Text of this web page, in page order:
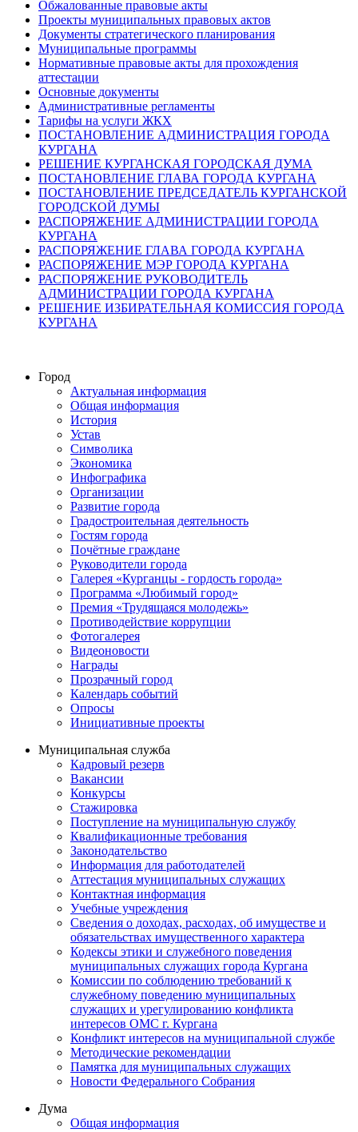
Обжалованные правовые акты
Проекты муниципальных правовых актов
Документы стратегического планирования
Муниципальные программы
Нормативные правовые акты для прохождения
аттестации
Основные документы
Административные регламенты
Тарифы на услуги ЖКХ
ПОСТАНОВЛЕНИЕ АДМИНИСТРАЦИЯ ГОРОДА
КУРГАНА
РЕШЕНИЕ КУРГАНСКАЯ ГОРОДСКАЯ ДУМА
ПОСТАНОВЛЕНИЕ ГЛАВА ГОРОДА КУРГАНА
ПОСТАНОВЛЕНИЕ ПРЕДСЕДАТЕЛЬ КУРГАНСКОЙ
ГОРОДСКОЙ ДУМЫ
РАСПОРЯЖЕНИЕ АДМИНИСТРАЦИИ ГОРОДА
КУРГАНА
РАСПОРЯЖЕНИЕ ГЛАВА ГОРОДА КУРГАНА
РАСПОРЯЖЕНИЕ МЭР ГОРОДА КУРГАНА
РАСПОРЯЖЕНИЕ РУКОВОДИТЕЛЬ
АДМИНИСТРАЦИИ ГОРОДА КУРГАНА
РЕШЕНИЕ ИЗБИРАТЕЛЬНАЯ КОМИССИЯ ГОРОДА
КУРГАНА
Город
Актуальная информация
Общая информация
История
Устав
Символика
Экономика
Инфографика
Организации
Развитие города
Градостроительная деятельность
Гостям города
Почётные граждане
Руководители города
Галерея «Курганцы - гордость города»
Программа «Любимый город»
Премия «Трудящаяся молодежь»
Противодействие коррупции
Фотогалерея
Видеоновости
Награды
Прозрачный город
Календарь событий
Опросы
Инициативные проекты
Муниципальная служба
Кадровый резерв
Вакансии
Конкурсы
Стажировка
Поступление на муниципальную службу
Квалификационные требования
Законодательство
Информация для работодателей
Аттестация муниципальных служащих
Контактная информация
Учебные учреждения
Сведения о доходах, расходах, об имуществе и
обязательствах имущественного характера
Кодексы этики и служебного поведения
муниципальных служащих города Кургана
Комиссии по соблюдению требований к
служебному поведению муниципальных
служащих и урегулированию конфликта
интересов ОМС г. Кургана
Конфликт интересов на муниципальной службе
Методические рекомендации
Памятка для муниципальных служащих
Новости Федерального Cобрания
Дума
Общая информация